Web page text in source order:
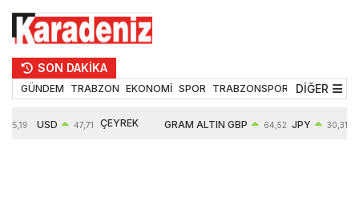
SON DAKİKA
GÜNDEM TRABZON EKONOMİ SPOR TRABZONSPOR TEKNOLOJİ
DİĞER
55,19 USD 47,71 ÇEYREK GRAM ALTIN GBP 64,52 JPY 30,31